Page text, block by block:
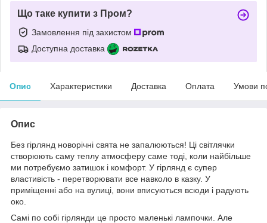
Що таке купити з Пром?
Замовлення під захистом
Доступна доставка
Опис Характеристики Доставка Оплата Умови
Опис
Без гірлянд новорічні свята не запалюються! Ці світлячки
створюють саму теплу атмосферу саме тоді, коли найбільше
ми потребуємо затишок і комфорт. У гірлянд є супер
властивість - перетворювати все навколо в казку. У
приміщенні або на вулиці, вони вписуються всюди і радують
око.
Самі по собі гірлянди це просто маленькі лампочки. Але